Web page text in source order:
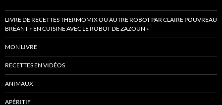
LIVRE DE RECETTES THERMOMIX OU AUTRE ROBOT PAR CLAIRE POUVREAU
BRÉANT « EN CUISINE AVEC LE ROBOT DE ZAZOUN »
MON LIVRE
RECETTES EN VIDÉOS
ANIMAUX
APÉRITIF